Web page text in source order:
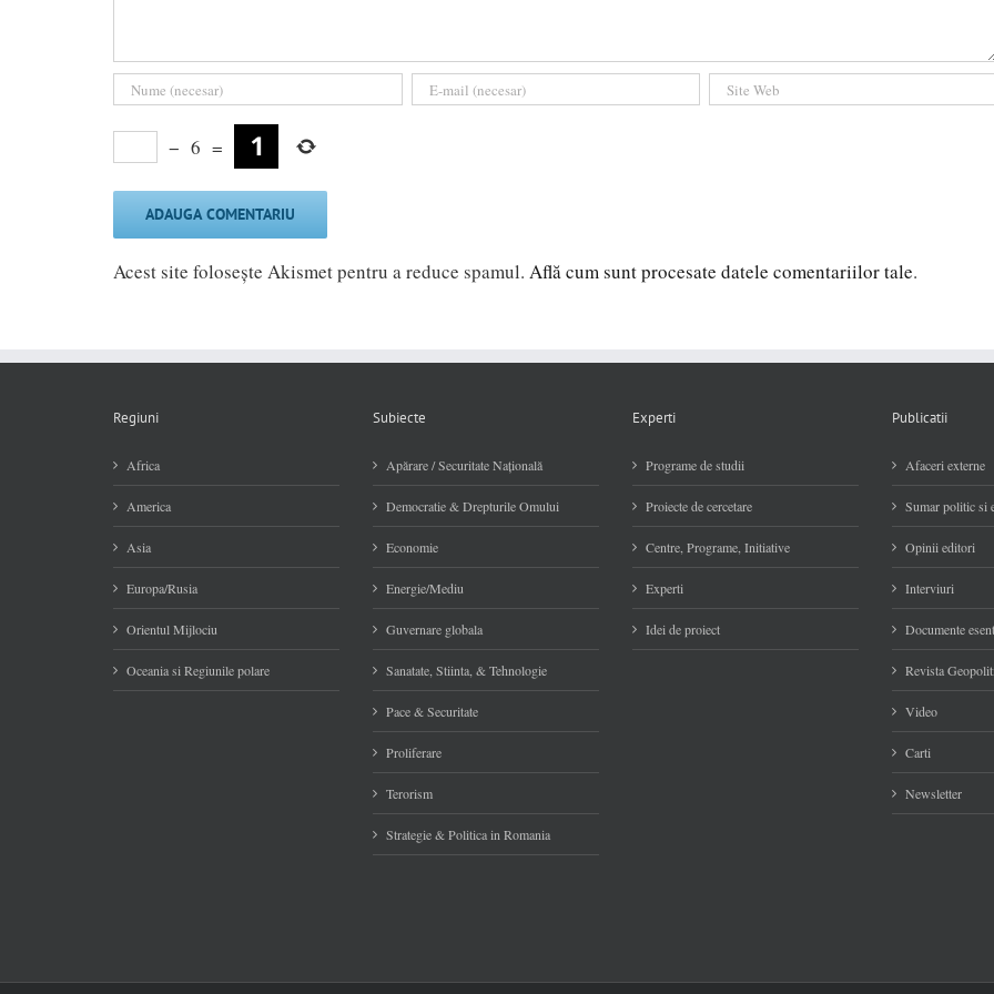
− 6 =
Acest site folosește Akismet pentru a reduce spamul. Află cum sunt procesate datele comentariilor tale.
Regiuni
Africa
America
Asia
Europa/Rusia
Orientul Mijlociu
Oceania si Regiunile polare
Subiecte
Apărare / Securitate Naţională
Democratie & Drepturile Omului
Economie
Energie/Mediu
Guvernare globala
Sanatate, Stiinta, & Tehnologie
Pace & Securitate
Proliferare
Terorism
Strategie & Politica in Romania
Experti
Programe de studii
Proiecte de cercetare
Centre, Programe, Initiative
Experti
Idei de proiect
Publicatii
Afaceri externe
Sumar politic si
Opinii editori
Interviuri
Documente
Revista
Video
Carti
Newsletter